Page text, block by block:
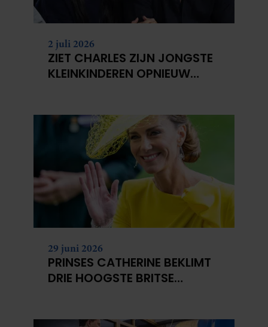
2 juli 2026
ZIET CHARLES ZIJN JONGSTE
KLEINKINDEREN OPNIEUW
29 juni 2026
PRINSES CATHERINE BEKLIMT
DRIE HOOGSTE BRITSE